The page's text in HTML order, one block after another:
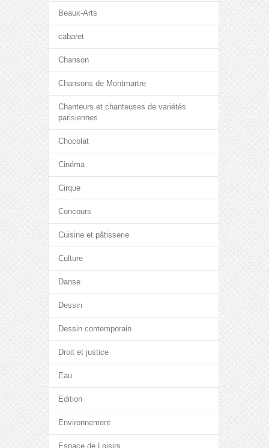
Beaux-Arts
cabaret
Chanson
Chansons de Montmartre
Chanteurs et chanteuses de variétés
parisiennes
Chocolat
Cinéma
Cirque
Concours
Cuisine et pâtisserie
Culture
Danse
Dessin
Dessin contemporain
Droit et justice
Eau
Edition
Environnement
Espace de Loisirs